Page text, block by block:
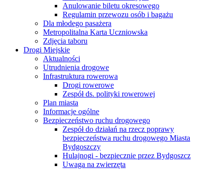
Anulowanie biletu okresowego
Regulamin przewozu osób i bagażu
Dla młodego pasażera
Metropolitalna Karta Uczniowska
Zdjęcia taboru
Drogi Miejskie
Aktualności
Utrudnienia drogowe
Infrastruktura rowerowa
Drogi rowerowe
Zespół ds. polityki rowerowej
Plan miasta
Informacje ogólne
Bezpieczeństwo ruchu drogowego
Zespół do działań na rzecz poprawy
bezpieczeństwa ruchu drogowego Miasta
Bydgoszczy
Hulajnogi - bezpiecznie przez Bydgoszcz
Uwaga na zwierzęta